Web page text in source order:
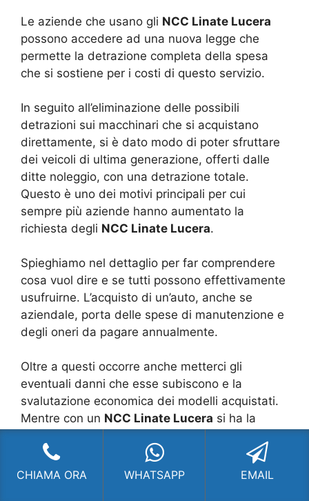
Le aziende che usano gli NCC Linate Lucera
possono accedere ad una nuova legge che
permette la detrazione completa della spesa
che si sostiene per i costi di questo servizio.
In seguito all’eliminazione delle possibili
detrazioni sui macchinari che si acquistano
direttamente, si è dato modo di poter sfruttare
dei veicoli di ultima generazione, offerti dalle
ditte noleggio, con una detrazione totale.
Questo è uno dei motivi principali per cui
sempre più aziende hanno aumentato la
richiesta degli NCC Linate Lucera.
Spieghiamo nel dettaglio per far comprendere
cosa vuol dire e se tutti possono effettivamente
usufruirne. L’acquisto di un’auto, anche se
aziendale, porta delle spese di manutenzione e
degli oneri da pagare annualmente.
Oltre a questi occorre anche metterci gli
eventuali danni che esse subiscono e la
svalutazione economica dei modelli acquistati.
Mentre con un NCC Linate Lucera si ha la
certezza di non dover subire alcun costo
aggiuntivo, si paga esclusivamente la tariffa
pattuita, si conta su un professionista che
CHIAMA ORA WHATSAPP EMAIL